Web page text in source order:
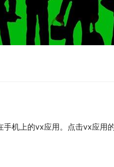
机上的vx应用。点击vx应用